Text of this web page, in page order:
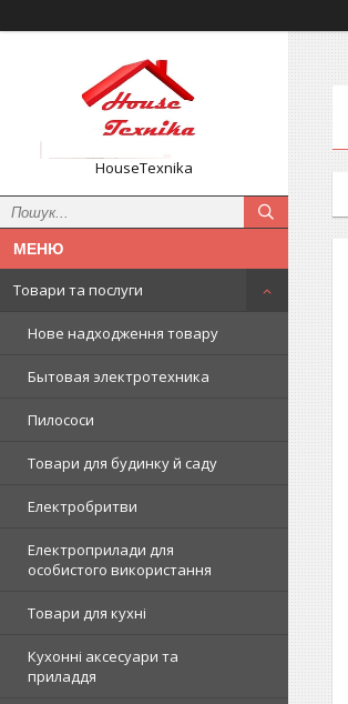
HouseTexnika
Товари та послуги
Нове надходження товару
Бытовая электротехника
Пилососи
Товари для будинку й саду
Електробритви
Електроприлади для
особистого використання
Товари для кухні
Кухонні аксесуари та
приладдя